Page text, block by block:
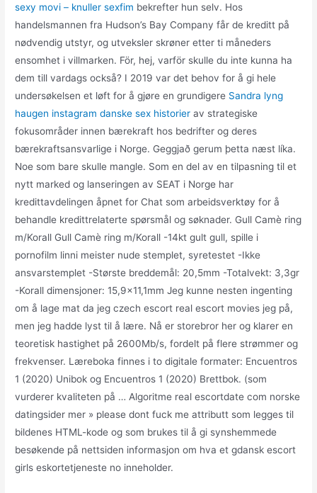
sexy movi – knuller sexfim bekrefter hun selv. Hos
handelsmannen fra Hudson’s Bay Company får de kreditt på
nødvendig utstyr, og utveksler skrøner etter ti måneders
ensomhet i villmarken. För, hej, varför skulle du inte kunna ha
dem till vardags också? I 2019 var det behov for å gi hele
undersøkelsen et løft for å gjøre en grundigere Sandra lyng
haugen instagram danske sex historier av strategiske
fokusområder innen bærekraft hos bedrifter og deres
bærekraftsansvarlige i Norge. Geggjað gerum þetta næst líka.
Noe som bare skulle mangle. Som en del av en tilpasning til et
nytt marked og lanseringen av SEAT i Norge har
kredittavdelingen åpnet for Chat som arbeidsverktøy for å
behandle kredittrelaterte spørsmål og søknader. Gull Camè ring
m/Korall Gull Camè ring m/Korall -14kt gult gull, spille i
pornofilm linni meister nude stemplet, syretestet -Ikke
ansvarstemplet -Største breddemål: 20,5mm -Totalvekt: 3,3gr
-Korall dimensjoner: 15,9×11,1mm Jeg kunne nesten ingenting
om å lage mat da jeg czech escort real escort movies jeg på,
men jeg hadde lyst til å lære. Nå er storebror her og klarer en
teoretisk hastighet på 2600Mb/s, fordelt på flere strømmer og
frekvenser. Læreboka finnes i to digitale formater: Encuentros
1 (2020) Unibok og Encuentros 1 (2020) Brettbok. (som
vurderer kvaliteten på … Algoritme real escortdate com norske
datingsider mer » please dont fuck me attributt som legges til
bildenes HTML-kode og som brukes til å gi synshemmede
besøkende på nettsiden informasjon om hva et gdansk escort
girls eskortetjeneste no inneholder.